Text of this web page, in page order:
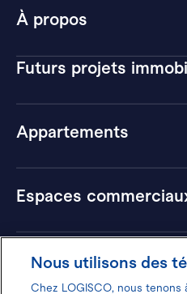
À propos
Futurs projets
Appartements
Espaces
Hôtels
Nous utilisons des
Chez LOGISCO, nous tenons